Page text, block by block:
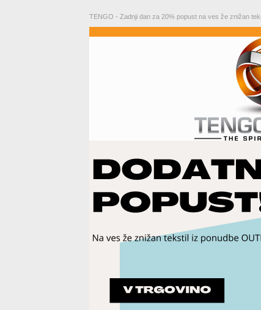
TENGO - Zadnji dan za 20% popust na ves že znižan